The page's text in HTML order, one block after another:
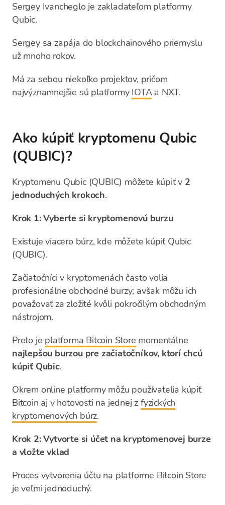
Sergey Ivancheglo je zakladateľom platformy
Qubic.
Sergey sa zapája do blockchainového priemyslu
už mnoho rokov.
Má za sebou niekoľko projektov, pričom
najvýznamnejšie sú platformy IOTAa NXT.
Ako kúpiť kryptomenu Qubic
(QUBIC)?
Kryptomenu Qubic (QUBIC) môžete kúpiť v 2
jednoduchých krokoch.
Krok 1: Vyberte si kryptomenovú burzu
Existuje viacero búrz, kde môžete kúpiť Qubic
(QUBIC).
Začiatočníci v kryptomenách často volia
profesionálne obchodné burzy; avšak môžu ich
považovať za zložité kvôli pokročilým obchodným
nástrojom.
Preto je platforma Bitcoin Store momentálne
najlepšou burzou pre začiatočníkov, ktorí chcú
kúpiť Qubic.
Okrem online platformy môžu používatelia kúpiť
Bitcoin aj v hotovosti na jednej zfyzických
kryptomenových búrz.
Krok 2: Vytvorte si účet na kryptomenovej burze
a vložte vklad
Proces vytvorenia účtu na platforme Bitcoin Store
je veľmi jednoduchý.